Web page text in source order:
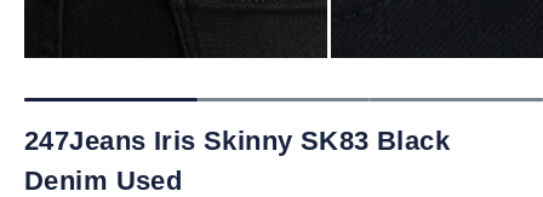
247Jeans Iris Skinny SK83 Black
Denim Used